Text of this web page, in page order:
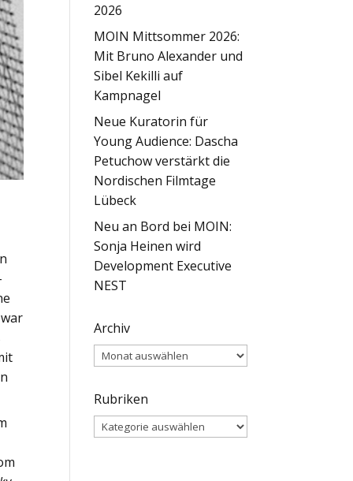
2026
MOIN Mittsommer 2026:
Mit Bruno Alexander und
Sibel Kekilli auf
Kampnagel
Neue Kuratorin für
Young Audience: Dascha
Petuchow verstärkt die
Nordischen Filmtage
Lübeck
Neu an Bord bei MOIN:
Sonja Heinen wird
Development Executive
NEST
Archiv
Archiv
Rubriken
Rubriken